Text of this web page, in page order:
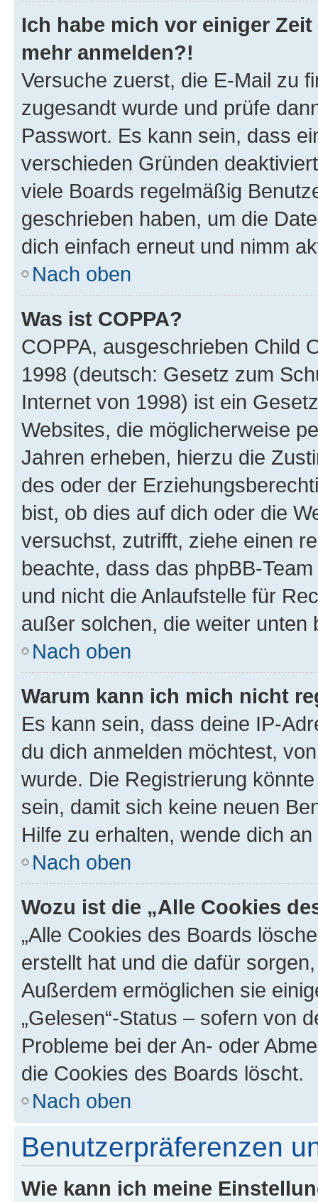
Ich habe mich vor einiger
mehr anmelden?!
Versuche zuerst, die E-Mail zu
zugesandt wurde und prüfe
Passwort. Es kann sein, dass
verschieden Gründen
viele Boards regelmäßig
geschrieben haben, um die
dich einfach erneut und nimm
Nach oben
Was ist COPPA?
COPPA, ausgeschrieben Child
1998 (deutsch: Gesetz zum
Internet von 1998) ist ein
Websites, die möglicherweise
Jahren erheben, hierzu die
des oder der
bist, ob dies auf dich oder die
versuchst, zutrifft, ziehe einen
beachte, dass das phpBB-
und nicht die Anlaufstelle für
außer solchen, die weiter unten
Nach oben
Warum kann ich mich nicht
Es kann sein, dass deine IP-
du dich anmelden möchtest,
wurde. Die Registrierung
sein, damit sich keine neuen
Hilfe zu erhalten, wende dich
Nach oben
Wozu ist die „Alle Cookies
„Alle Cookies des Boards
erstellt hat und die dafür
Außerdem ermöglichen sie
„Gelesen“-Status – sofern von
Probleme bei der An- oder
die Cookies des Boards löscht.
Nach oben
Benutzerpräferenzen
Wie kann ich meine